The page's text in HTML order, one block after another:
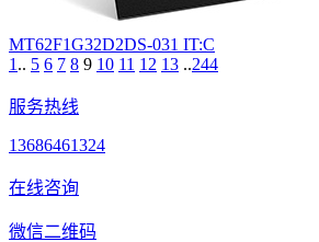
MT62F1G32D2DS-031 IT:C
1 .. 5 6 7 8 9 10 11 12 13 ..244
服务热线
13686461324
在线咨询
微信二维码